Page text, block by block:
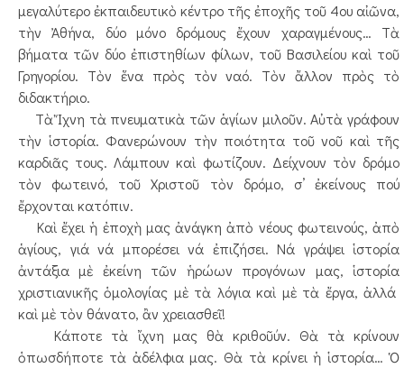
μεγαλύτερο ἐκπαιδευτικὸ κέντρο τῆς ἐποχῆς τοῦ 4ου αἰῶνα,
τὴν Ἀθήνα, δύο μόνο δρόμους ἔχουν χαραγμένους… Τὰ
βήματα τῶν δύο ἐπιστηθίων φίλων, τοῦ Βασιλείου καὶ τοῦ
Γρηγορίου. Τὸν ἕνα πρὸς τὸν ναό. Τὸν ἄλλον πρὸς τὸ
διδακτήριο.
Τὰ Ἴχνη τὰ πνευματικὰ τῶν ἁγίων μιλοῦν. Αὐτὰ γράφουν
τὴν ἱστορία. Φανερώνουν τὴν ποιότητα τοῦ νοῦ καὶ τῆς
καρδιᾶς τους. Λάμπουν καὶ φωτίζουν. Δείχνουν τὸν δρόμο
τὸν φωτεινό, τοῦ Χριστοῦ τὸν δρόμο, σ’ ἐκείνους πού
ἔρχονται κατόπιν.
Καὶ ἔχει ἡ ἐποχὴ μας ἀνάγκη ἀπὸ νέους φωτεινούς, ἀπὸ
ἁγίους, γιά νά μπορέσει νά ἐπιζήσει. Νά γράψει ἱστορία
ἀντάξια μὲ ἐκείνη τῶν ἡρώων προγόνων μας, ἱστορία
χριστιανικῆς ὁμολογίας μὲ τὰ λόγια καὶ μὲ τὰ ἔργα, ἀλλά
καὶ μὲ τὸν θάνατο, ἂν χρειασθεῖ!
Κάποτε τὰ ἴχνη μας θὰ κριθοῦύν. Θὰ τὰ κρίνουν
ὁπωσδήποτε τὰ ἀδέλφια μας. Θὰ τὰ κρίνει ἡ ἱστορία… Ὁ